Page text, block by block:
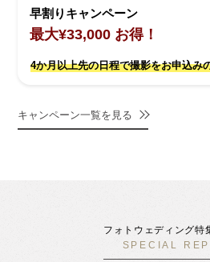
早割りキャンペーン
最大¥33,000 お得！
4か月以上先の日程で撮影をお申込み
キャンペーン一覧を見る
フォトウェディング特
SPECIAL